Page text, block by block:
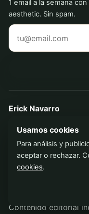
1 email a la semana
aesthetic. Sin spam.
Tu correo electrónico
Erick Navarro
Tendencias virales,
desde México para
Contenido editorial
Usamos cookies
Para análisis y
aceptar o rechazar.
cookies.